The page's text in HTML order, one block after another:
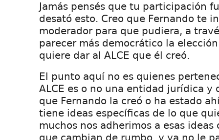
Jamás pensés que tu participación
desató esto. Creo que Fernando te
moderador para que pudiera, a
parecer más democrático la
quiere dar al ALCE que él creó.
El punto aquí no es quienes
ALCE es o no una entidad jurídica y
que Fernando la creó o ha estado
tiene ideas específicas de lo que
muchos nos adherimos a esas
que cambian de rumbo, y ya no le